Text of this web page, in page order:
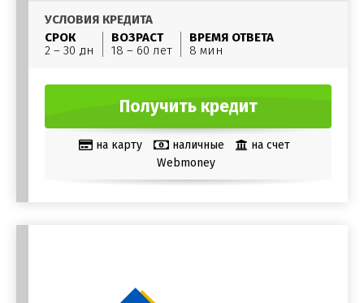
УСЛОВИЯ КРЕДИТА
СРОК
2 – 30 дн
ВОЗРАСТ
18 – 60 лет
ВРЕМЯ ОТВЕТА
8 мин
Получить кредит
на карту наличные
на счет
Webmoney